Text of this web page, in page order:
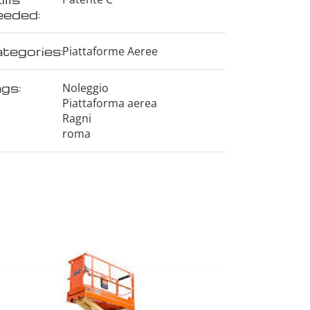
Piattaforme Aeree
Noleggio
Piattaforma aerea
Ragni
roma